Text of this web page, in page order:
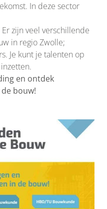
In deze sector
zijn veel verschillende
in regio Zwolle;
Je kunt je talenten op
en ontdek
bouw!